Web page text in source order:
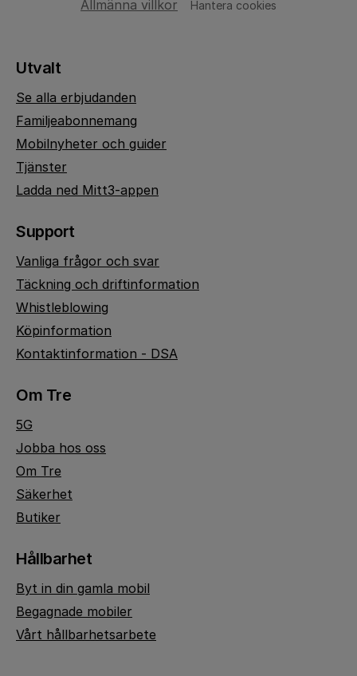
Allmänna villkor Hantera cookies
Utvalt
Se alla erbjudanden
Familjeabonnemang
Mobilnyheter och guider
Tjänster
Ladda ned Mitt3-appen
Support
Vanliga frågor och svar
Täckning och driftinformation
Whistleblowing
Köpinformation
Kontaktinformation - DSA
Om Tre
5G
Jobba hos oss
Om Tre
Säkerhet
Butiker
Hållbarhet
Byt in din gamla mobil
Begagnade mobiler
Vårt hållbarhetsarbete